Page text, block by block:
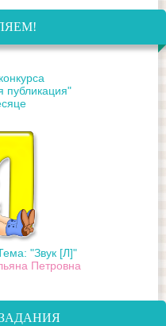
публикация"
"Звук [Л]"
Петровна